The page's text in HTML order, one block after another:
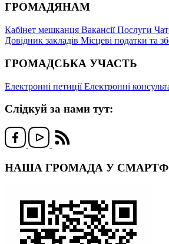
ГРОМАДЯНАМ
Кабінет мешканця ВакансіїПослуги
Довідник закладів Місцеві податки та
ГРОМАДСЬКА УЧАСТЬ
Електронні петиціїЕлектронні
Слідкуй за нами тут:
НАША ГРОМАДА У